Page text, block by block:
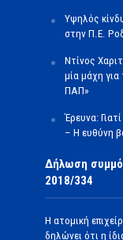
Υψηλός
στην Π.Ε.
Ντίνος
μία μάχη
ΠΑΠ»
Έρευνα:
– Η ευθύνη
Δήλωση
2018/334
Η ατομική
δηλώνει ότι η